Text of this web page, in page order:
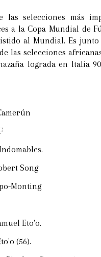
las selecciones más
a la Copa Mundial de
al Mundial. Es
las selecciones
lograda en Italia
Song
Monting
Eto'o.
(56).